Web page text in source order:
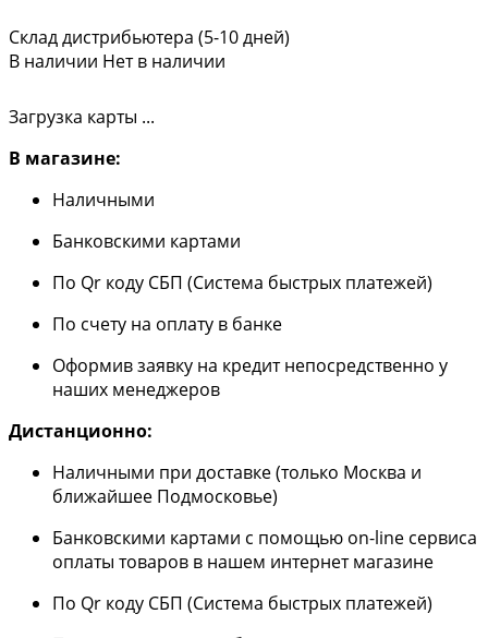
Склад дистрибьютера (5-10 дней)
В наличии Нет в наличии
Загрузка карты ...
В магазине:
Наличными
Банковскими картами
По Qr коду СБП (Система быстрых платежей)
По счету на оплату в банке
Оформив заявку на кредит непосредственно у
наших менеджеров
Дистанционно:
Наличными при доставке (только Москва и
ближайшее Подмосковье)
Банковскими картами с помощью on-line сервиса
оплаты товаров в нашем интернет магазине
По Qr коду СБП (Система быстрых платежей)